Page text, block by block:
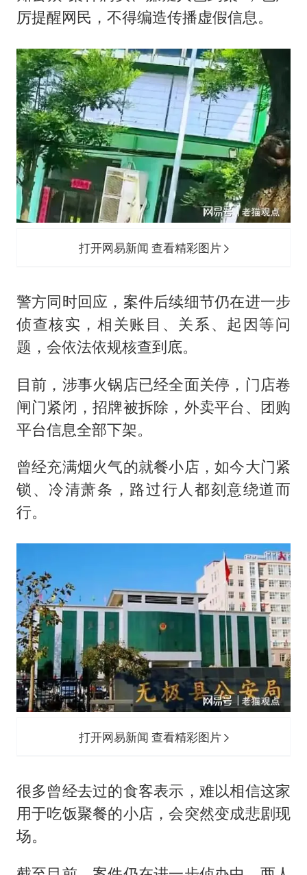
厉提醒网民，不得编造传播虚假信息。
打开网易新闻 查看精彩图片
警方同时回应，案件后续细节仍在进一步
侦查核实，相关账目、关系、起因等问
题，会依法依规核查到底。
目前，涉事火锅店已经全面关停，门店卷
闸门紧闭，招牌被拆除，外卖平台、团购
平台信息全部下架。
曾经充满烟火气的就餐小店，如今大门紧
锁、冷清萧条，路过行人都刻意绕道而
行。
打开网易新闻 查看精彩图片
很多曾经去过的食客表示，难以相信这家
用于吃饭聚餐的小店，会突然变成悲剧现
场。